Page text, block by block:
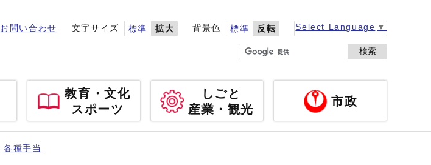
お問い合わせ 文字サイズ 標準 拡大 背景色 標準 反転 Select Language ▼
検索
教育・文化
スポーツ
しごと
産業・観光
市政
各種手当